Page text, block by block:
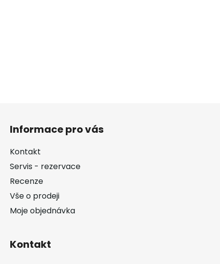
Informace pro vás
Kontakt
Servis - rezervace
Recenze
Vše o prodeji
Moje objednávka
Kontakt